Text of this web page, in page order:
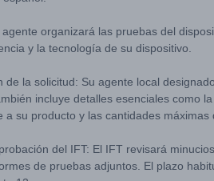
organizará las pruebas del
y la tecnología de su dispositivo.
de la solicitud: Su agente local
incluye detalles esenciales como
a su producto y las cantidades máximas
del IFT: El IFT revisará
de pruebas adjuntos. El plazo